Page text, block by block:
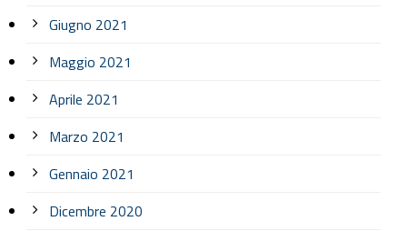
Giugno 2021
Maggio 2021
Aprile 2021
Marzo 2021
Gennaio 2021
Dicembre 2020